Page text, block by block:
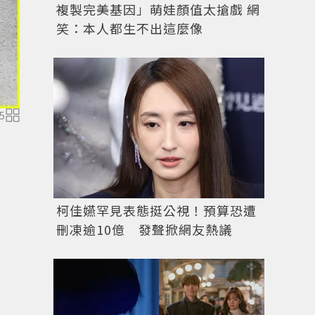
5
複製完美基因」萌娃顏值太搶戲 網
笑：本人都生不出這麼像
柯佳嬿罕見表態挺公視！預算恐遭
刪凍逾10億 發聲掀網友熱議